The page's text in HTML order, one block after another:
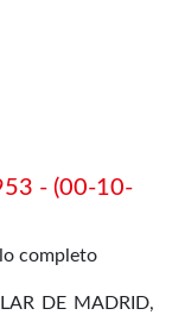
- (00-10-
completo
DE MADRID,